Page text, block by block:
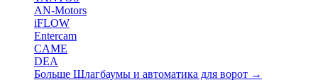
AN-Motors
iFLOW
Entercam
CAME
DEA
Больше Шлагбаумы и автоматика для ворот →